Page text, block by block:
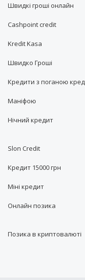
Швидкі гроші онлайн
Cashpoint credit
Kredit Kasa
Швидко Гроші
Кредити з поганою
Маніфою
Нічний кредит
Slon Credit
Кредит 15000 грн
Міні кредит
Онлайн позика
Позика в криптовалюті